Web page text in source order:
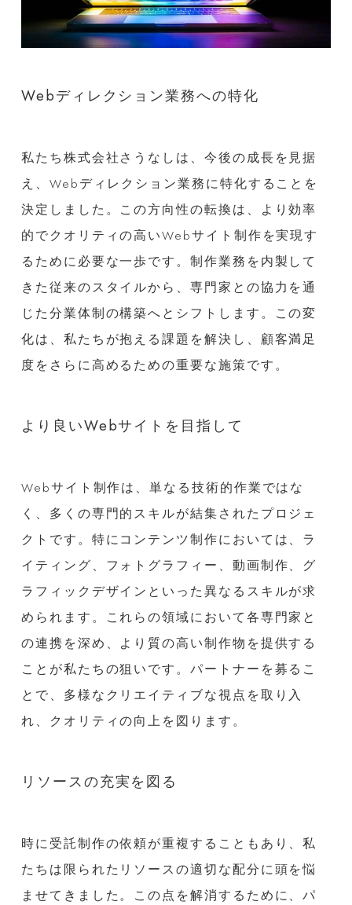
Webディレクション業務への特化
私たち株式会社さうなしは、今後の成長を見据
え、Webディレクション業務に特化することを
決定しました。この方向性の転換は、より効率
的でクオリティの高いWebサイト制作を実現す
るために必要な一歩です。制作業務を内製して
きた従来のスタイルから、専門家との協力を通
じた分業体制の構築へとシフトします。この変
化は、私たちが抱える課題を解決し、顧客満足
度をさらに高めるための重要な施策です。
より良いWebサイトを目指して
Webサイト制作は、単なる技術的作業ではな
く、多くの専門的スキルが結集されたプロジェ
クトです。特にコンテンツ制作においては、ラ
イティング、フォトグラフィー、動画制作、グ
ラフィックデザインといった異なるスキルが求
められます。これらの領域において各専門家と
の連携を深め、より質の高い制作物を提供する
ことが私たちの狙いです。パートナーを募るこ
とで、多様なクリエイティブな視点を取り入
れ、クオリティの向上を図ります。
リソースの充実を図る
時に受託制作の依頼が重複することもあり、私
たちは限られたリソースの適切な配分に頭を悩
ませてきました。この点を解消するために、パ